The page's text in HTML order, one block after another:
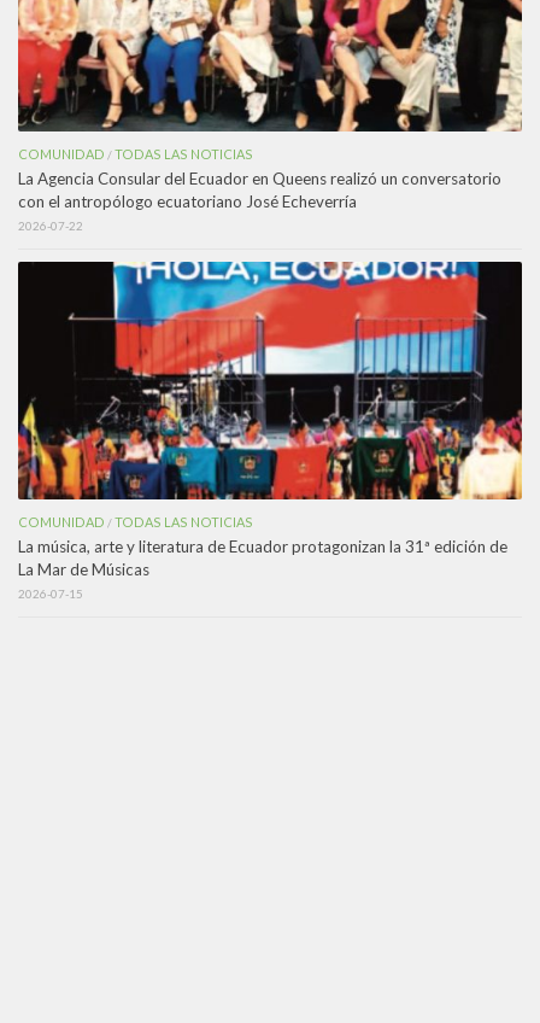
COMUNIDAD /TODAS LAS NOTICIAS
La Agencia Consular del Ecuador en Queens realizó un conversatorio
con el antropólogo ecuatoriano José Echeverría
2026-07-22
COMUNIDAD /TODAS LAS NOTICIAS
La música, arte y literatura de Ecuador protagonizan la 31ª edición de
La Mar de Músicas
2026-07-15